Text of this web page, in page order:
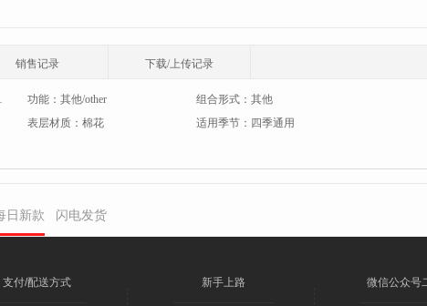
销售记录 下载/上传记录
功能： 其他/other 组合形式： 其他
表层材质： 棉花 适用季节： 四季通用
日新款 闪电发货
支付/配送方式 新手上路 微信公众号